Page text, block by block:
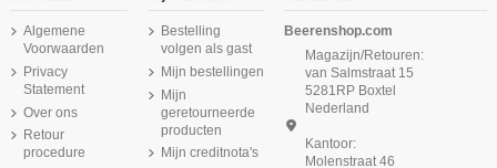
Algemene
Voorwaarden
Privacy
Statement
Over ons
Retour
procedure
Bestelling
volgen als gast
Mijn bestellingen
Mijn
geretourneerde
producten
Mijn creditnota's
Beerenshop.com
Magazijn/Retouren:
van Salmstraat 15
5281RP Boxtel
Nederland
Kantoor:
Molenstraat 46